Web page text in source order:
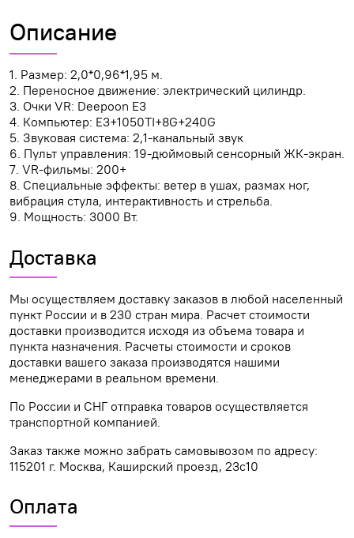
Описание
1. Размер: 2,0*0,96*1,95 м.
2. Переносное движение: электрический цилиндр.
3. Очки VR: Deepoon E3
4. Компьютер: E3+1050TI+8G+240G
5. Звуковая система: 2,1-канальный звук
6. Пульт управления: 19-дюймовый сенсорный ЖК-экран.
7. VR-фильмы: 200+
8. Специальные эффекты: ветер в ушах, размах ног,
вибрация стула, интерактивность и стрельба.
9. Мощность: 3000 Вт.
Доставка
Мы осуществляем доставку заказов в любой населенный
пункт России и в 230 стран мира. Расчет стоимости
доставки производится исходя из объема товара и
пункта назначения. Расчеты стоимости и сроков
доставки вашего заказа производятся нашими
менеджерами в реальном времени.
По России и СНГ отправка товаров осуществляется
транспортной компанией.
Заказ также можно забрать самовывозом по адресу:
115201 г. Москва, Каширский проезд, 23с10
Оплата